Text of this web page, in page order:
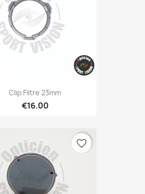
Clip Filtre 23mm
€16.00
favorite_border